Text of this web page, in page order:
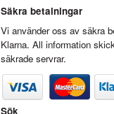
Säkra betalningar
Vi använder oss av säkra
Klarna. All information
säkrade servrar.
Sök